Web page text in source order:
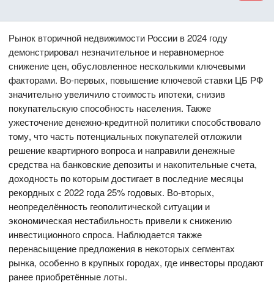
Рынок вторичной недвижимости России в 2024 году
демонстрировал незначительное и неравномерное
снижение цен, обусловленное несколькими ключевыми
факторами. Во-первых, повышение ключевой ставки ЦБ РФ
значительно увеличило стоимость ипотеки, снизив
покупательскую способность населения. Также
ужесточение денежно-кредитной политики способствовало
тому, что часть потенциальных покупателей отложили
решение квартирного вопроса и направили денежные
средства на банковские депозиты и накопительные счета,
доходность по которым достигает в последние месяцы
рекордных с 2022 года 25% годовых. Во-вторых,
неопределённость геополитической ситуации и
экономическая нестабильность привели к снижению
инвестиционного спроса. Наблюдается также
перенасыщение предложения в некоторых сегментах
рынка, особенно в крупных городах, где инвесторы продают
ранее приобретённые лоты.